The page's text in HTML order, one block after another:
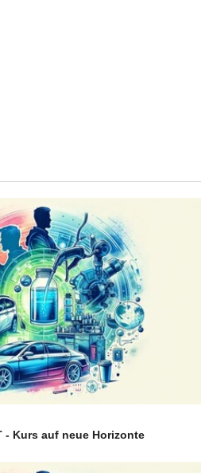
- Kurs auf neue Horizonte